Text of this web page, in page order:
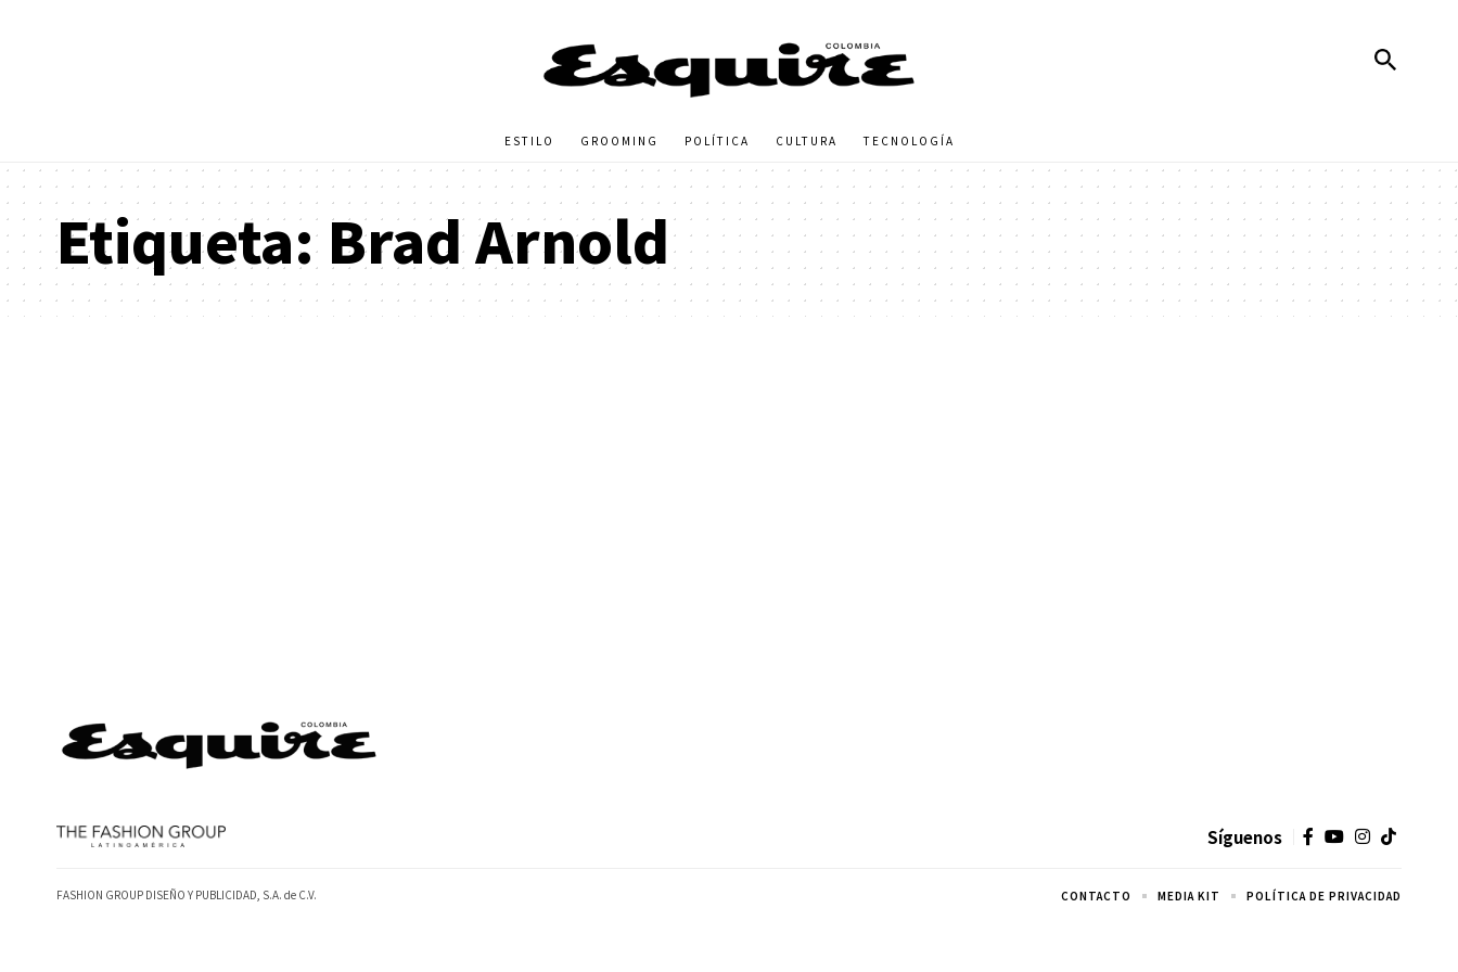
ESTILO GROOMING POLÍTICA CULTURA TECNOLOGÍA
Etiqueta:Brad Arnold
Síguenos
FASHION GROUP DISEÑO Y PUBLICIDAD, S.A. de C.V. CONTACTO MEDIA KIT POLÍTICA DE PRIVACIDAD